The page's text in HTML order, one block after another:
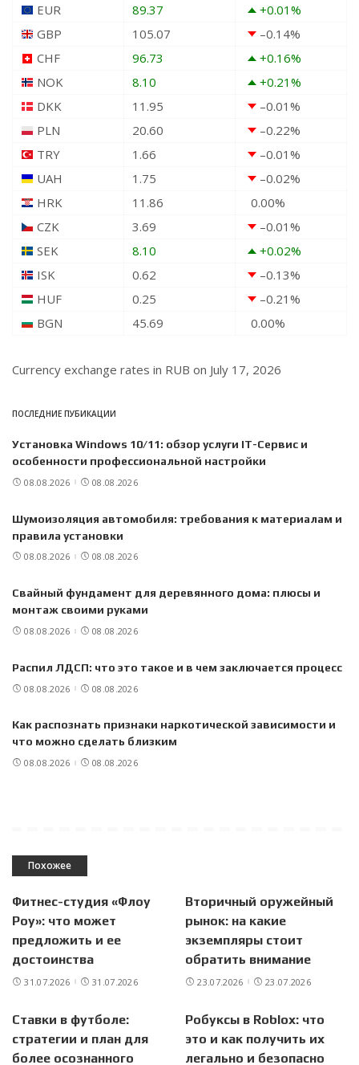
EUR
89.37 +0.01%
GBP
105.07 –0.14%
CHF
96.73 +0.16%
NOK
8.10 +0.21%
DKK
11.95 –0.01%
PLN
20.60 –0.22%
TRY
1.66 –0.01%
UAH
1.75 –0.02%
HRK
11.86 0.00%
CZK
3.69 –0.01%
SEK
8.10 +0.02%
ISK
0.62 –0.13%
HUF
0.25 –0.21%
BGN
45.69 0.00%
Currency exchange rates in RUB on July 17, 2026
ПОСЛЕДНИЕ ПУБИКАЦИИ
Установка Windows 10/11: обзор услуги IT-Сервис и
особенности профессиональной настройки
08.08.2026 08.08.2026
Шумоизоляция автомобиля: требования к материалам и
правила установки
08.08.2026 08.08.2026
Свайный фундамент для деревянного дома: плюсы и
монтаж своими руками
08.08.2026 08.08.2026
Распил ЛДСП: что это такое и в чем заключается процесс
08.08.2026 08.08.2026
Как распознать признаки наркотической зависимости и
что можно сделать близким
08.08.2026 08.08.2026
Похожее
Фитнес-студия «Флоу
Роу»: что может
предложить и ее
достоинства
31.07.2026 31.07.2026
Вторичный оружейный
рынок: на какие
экземпляры стоит
обратить внимание
23.07.2026 23.07.2026
Ставки в футболе:
стратегии и план для
более осознанного
Робуксы в Roblox: что
это и как получить их
легально и безопасно